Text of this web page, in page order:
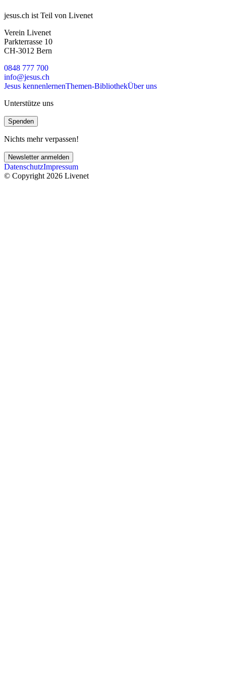
jesus.ch ist Teil von Livenet
Verein Livenet
Parkterrasse 10
CH-3012 Bern
0848 777 700
info@jesus.ch
Jesus kennenlernenThemen-BibliothekÜber uns
Unterstütze uns
Spenden
Nichts mehr verpassen!
Newsletter anmelden
DatenschutzImpressum
© Copyright 2026 Livenet